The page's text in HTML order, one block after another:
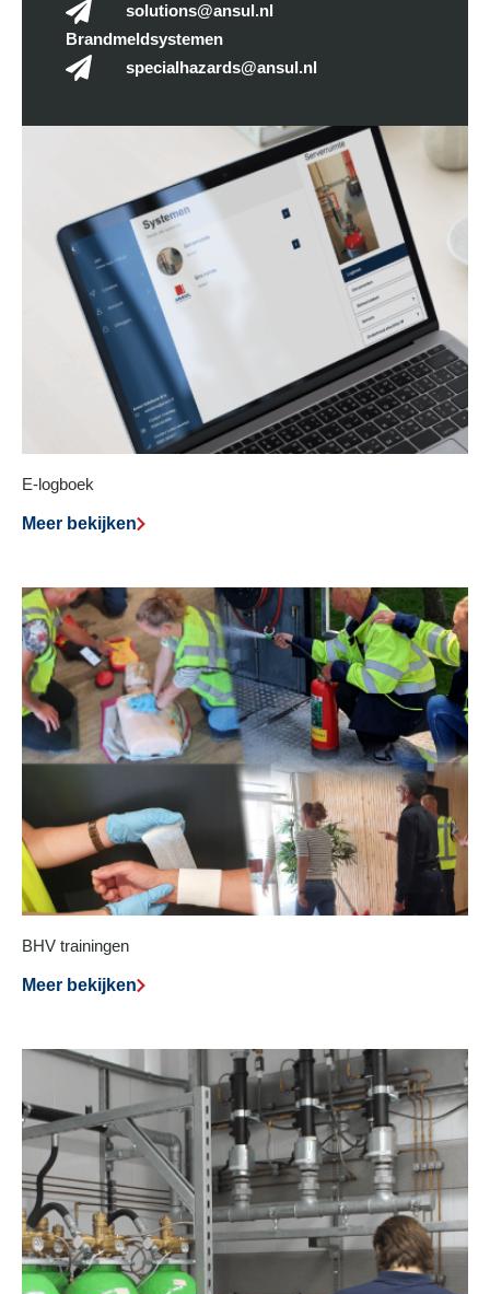
solutions@ansul.nl
Brandmeldsystemen
specialhazards@ansul.nl
E-logboek
Meer bekijken
BHV trainingen
Meer bekijken